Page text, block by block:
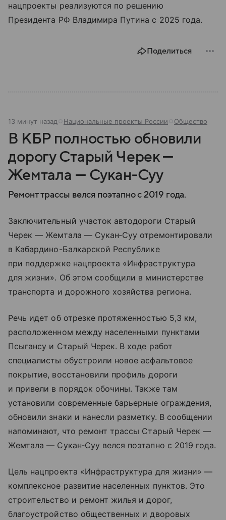
нацпроекты реализуются по решению
Президента РФ Владимира Путина с 2025 года.
Поделиться
13 минут назад Национальные проекты России Общество
В КБР полностью обновили
дорогу Старый Черек —
Жемтала — Сукан‑Суу
Ремонт трассы велся поэтапно с 2019 года.
Заключительный участок автодороги Старый
Черек — Жемтала — Сукан‑Суу отремонтировали
в Кабардино-Балкарской Республике
при поддержке нацпроекта «Инфраструктура
для жизни». Об этом сообщили в министерстве
транспорта и дорожного хозяйства региона.
Речь идет об отрезке протяженностью 5,3 км,
расположенном между населенными пунктами
Псыгансу и Старый Черек. В ходе работ
специалисты обустроили новое асфальтовое
покрытие, восстановили профиль дороги
и привели в порядок обочины. Также там
установили современные барьерные ограждения,
обновили знаки и нанесли разметку. В сообщении
напоминают, что ремонт трассы Старый Черек —
Жемтала — Сукан‑Суу велся поэтапно с 2019 года.
Цель нацпроекта «Инфраструктура для жизни» —
комплексное развитие населенных пунктов. Это
строительство и ремонт жилья и дорог,
благоустройство общественных и дворовых